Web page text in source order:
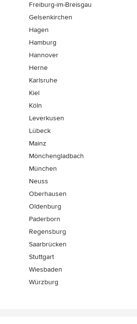
Freiburg-im-Breisgau
Gelsenkirchen
Hagen
Hamburg
Hannover
Herne
Karlsruhe
Kiel
Köln
Leverkusen
Lübeck
Mainz
Mönchen­gladbach
München
Neuss
Oberhausen
Oldenburg
Paderborn
Regensburg
Saarbrücken
Stuttgart
Wiesbaden
Würzburg